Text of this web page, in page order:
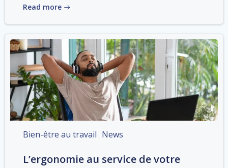
Read more
Bien-être au travail News
L’ergonomie au service de votre